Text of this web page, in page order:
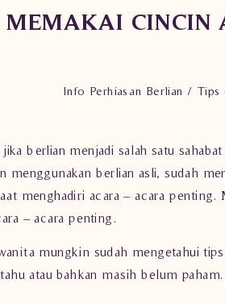
MEMAKAI CINCIN
Info Perhiasan Berlian Tips
berlian menjadi salah satu
menggunakan berlian asli, sudah
menghadiri acara – acara
– acara penting.
mungkin sudah mengetahui
atau bahkan masih belum